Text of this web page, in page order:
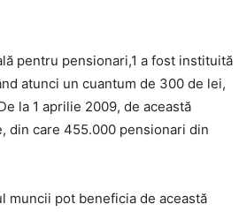
pentru pensionari,1 a fost instituită
atunci un cuantum de 300 de lei,
la 1 aprilie 2009, de această
din care 455.000 pensionari din
muncii pot beneficia de această